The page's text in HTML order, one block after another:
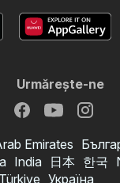
Urmăreşte-ne
Emirates
India 日本 한국
Türkiye Україна